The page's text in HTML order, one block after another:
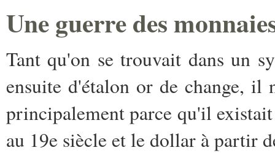
Une guerre des
Tant qu'on se trouvait dans un
ensuite d'étalon or de change, il
principalement parce qu'il
au 19e siècle et le dollar à partir